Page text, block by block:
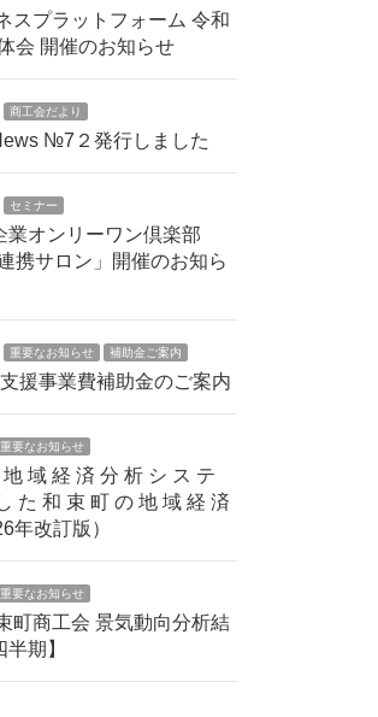
スプラットフォーム 令和
会 開催のお知らせ
商工会だより
№7２発行しました
セミナー
業オンリーワン倶楽部
携サロン」開催のお知ら
重要なお知らせ 補助金ご案内
援事業費補助金のご案内
重要なお知らせ
地 域 経 済 分 析 シ ス テ
た 和 束 町 の 地 域 経 済
年改訂版）
重要なお知らせ
町商工会 景気動向分析結
期】